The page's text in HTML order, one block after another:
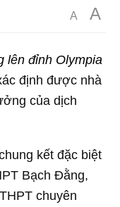
A A
lên đỉnh Olympia
định được nhà
của dịch
kết đặc biệt
Bạch Đằng,
chuyên